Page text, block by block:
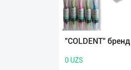
"COLDENT" бренд
0 UZS